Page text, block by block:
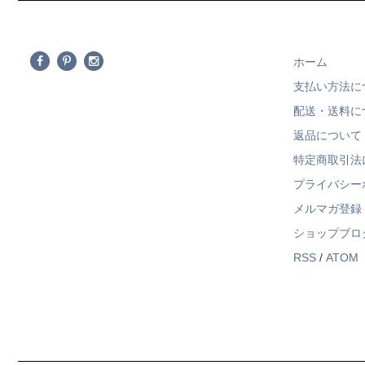
ホーム
支払い方法に
配送・送料に
返品について
特定商取引
プライバシー
メルマガ登
ショップブロ
RSS / ATOM